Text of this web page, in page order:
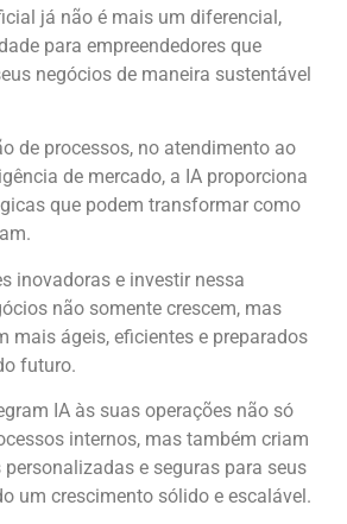
já não é mais um diferencial,
para empreendedores que
negócios de maneira sustentável
de processos, no atendimento ao
de mercado, a IA proporciona
que podem transformar como
inovadoras e investir nessa
não somente crescem, mas
mais ágeis, eficientes e preparados
futuro.
IA às suas operações não só
internos, mas também criam
e seguras para seus
um crescimento sólido e escalável.